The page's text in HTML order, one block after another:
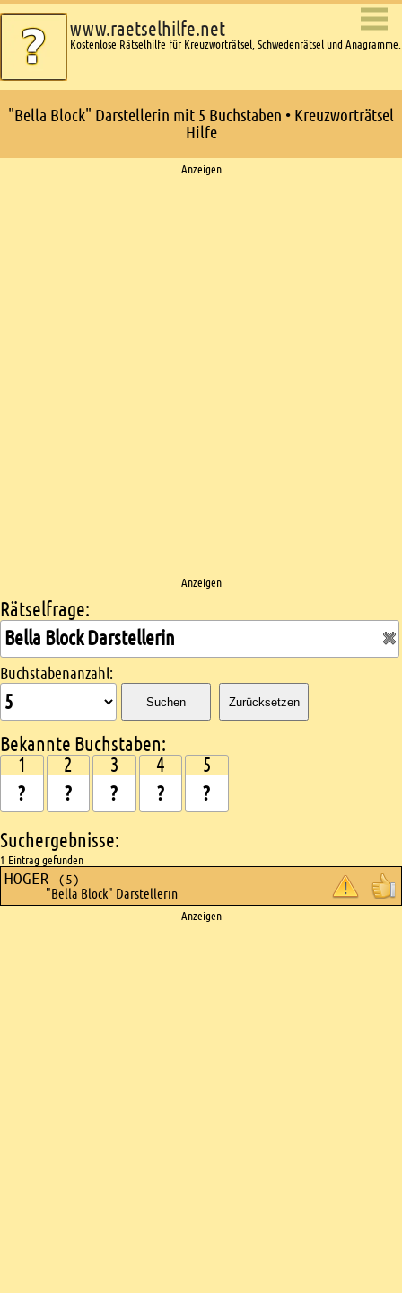
www.raetselhilfe.net
Kostenlose Rätselhilfe für Kreuzworträtsel, Schwedenrätsel und Anagramme.
"Bella Block" Darstellerin mit 5 Buchstaben • Kreuzworträtsel
Hilfe
Anzeigen
Anzeigen
Kreuzworträtsel suchen
Rätselfrage:
Buchstabenanzahl:
Suchen Zurücksetzen
Bekannte Buchstaben:
1 2 3 4 5
Suchergebnisse:
1 Eintrag gefunden
HOGER (5)
"Bella Block" Darstellerin
Anzeigen